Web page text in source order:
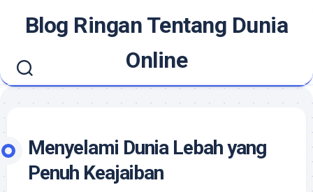
Blog Ringan Tentang Dunia
Online
Menyelami Dunia Lebah yang
Penuh Keajaiban